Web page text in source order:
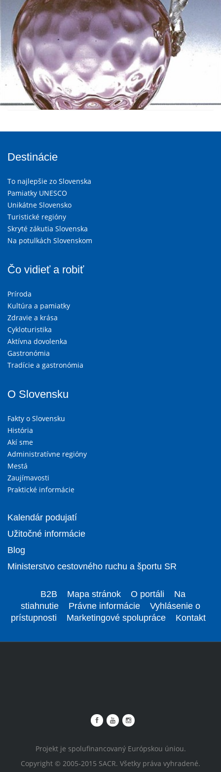
Destinácie
To najlepšie zo Slovenska
Pamiatky UNESCO
Unikátne Slovensko
Turistické regióny
Skryté zákutia Slovenska
Na potulkách Slovenskom
Čo vidieť a robiť
Príroda
Kultúra a pamiatky
Zdravie a krása
Cykloturistika
Aktívna dovolenka
Gastronómia
Tradície a gastronómia
O Slovensku
Fakty o Slovensku
História
Akí sme
Administratívne regióny
Mestá
Zaujímavosti
Praktické informácie
Kalendár podujatí
Užitočné informácie
Blog
Ministerstvo cestovného ruchu a športu SR
B2B Mapa stránok O portáli
Na
stiahnutie
Právne informácie
Vyhlásenie o
prístupnosti
Marketingové spolupráce Kontakt
Projekt je spolufinancovaný Európskou úniou.
Copyright © 2005-2015 SACR. Všetky práva vyhradené.